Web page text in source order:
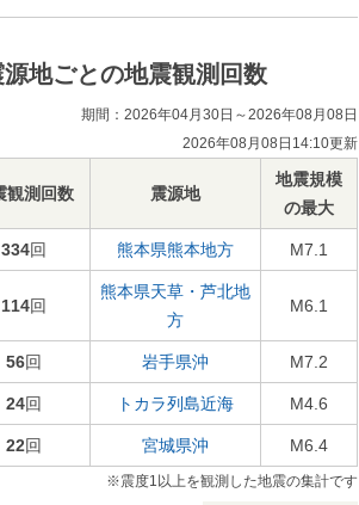
源地ごとの地震観測回数
期間：2026年04月30日～2026年08月08日
2026年08月08日14:10更新
観測回数 震源地
地震規模
の最大
334回 熊本県熊本地方 M7.1
114回
熊本県天草・芦北地
方
M6.1
56回 岩手県沖 M7.2
24回 トカラ列島近海 M4.6
22回 宮城県沖 M6.4
※震度1以上を観測した地震の集計です